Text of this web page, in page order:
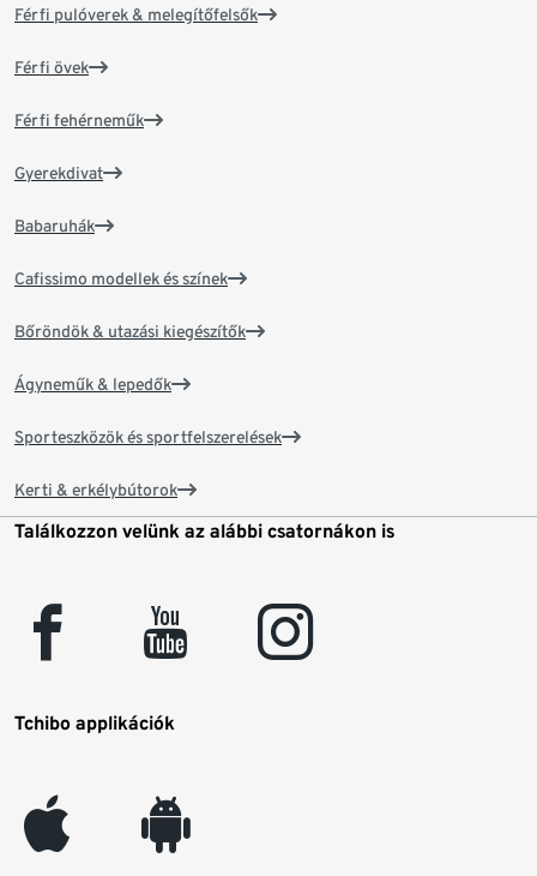
Férfi pulóverek & melegítőfelsők
Férfi övek
Férfi fehérneműk
Gyerekdivat
Babaruhák
Cafissimo modellek és színek
Bőröndök & utazási kiegészítők
Ágyneműk & lepedők
Sporteszközök és sportfelszerelések
Kerti & erkélybútorok
Találkozzon velünk az alábbi csatornákon is
facebook youtube instagram
Tchibo applikációk
appleinc android